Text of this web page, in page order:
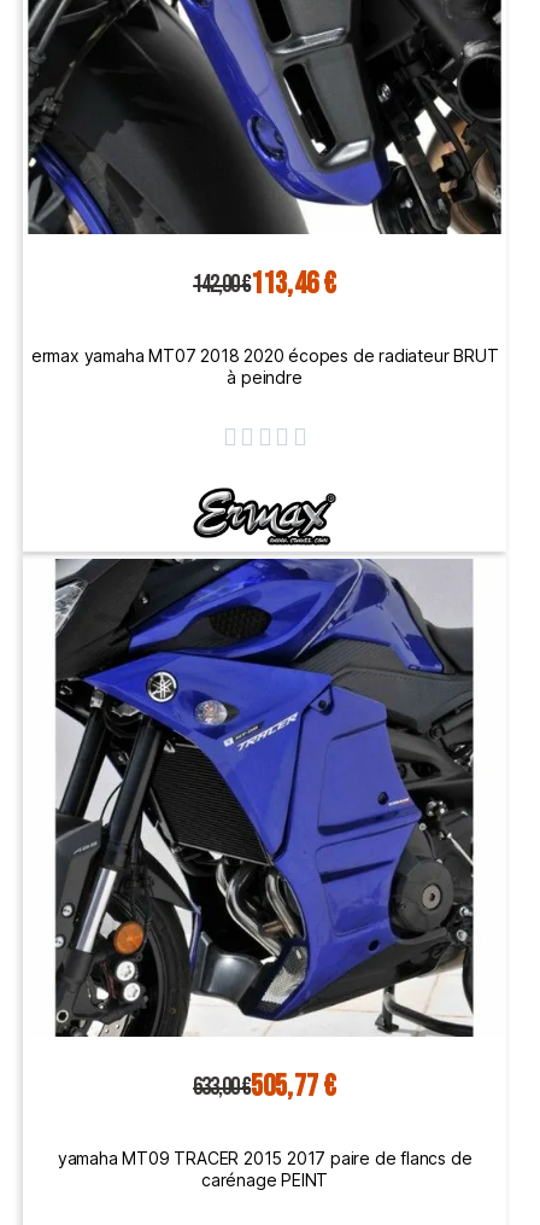
142,00 €113,46 €
ermax yamaha MT07 2018 2020 écopes de radiateur BRUT
à peindre
    
633,00 €505,77 €
yamaha MT09 TRACER 2015 2017 paire de flancs de
carénage PEINT